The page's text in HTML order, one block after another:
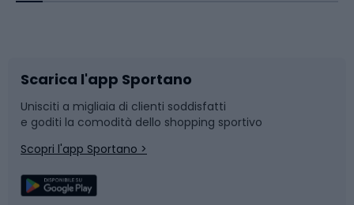
Bushcraft
Corsa
Sport di squadra
Slitte e slittini
Snowboard
Camminata nordica
Scarica l'app Sportano
Unisciti a migliaia di clienti soddisfatti
e goditi la comodità dello shopping sportivo
Scopri l'app Sportano >